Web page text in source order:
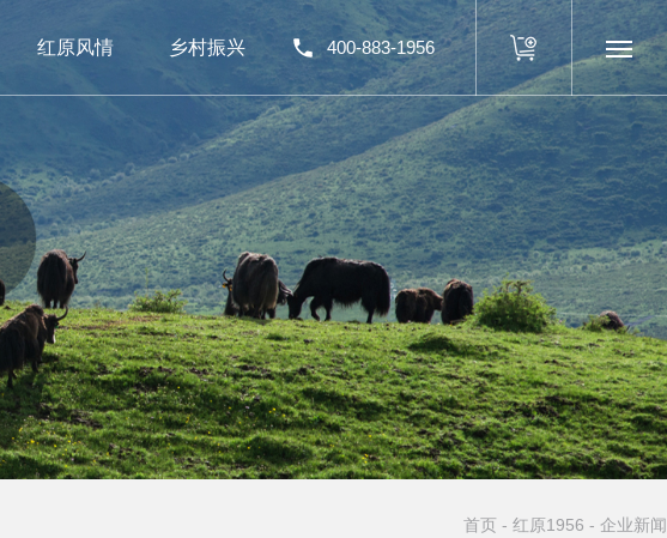
红原风情 乡村振兴 400-883-1956
首页 - 红原1956 - 企业新闻